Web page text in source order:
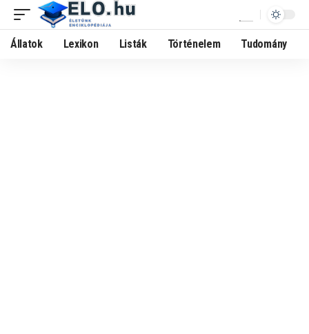
Állatok Lexikon Listák Történelem Tudomány